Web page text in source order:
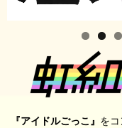
『アイドルごっこ』 を